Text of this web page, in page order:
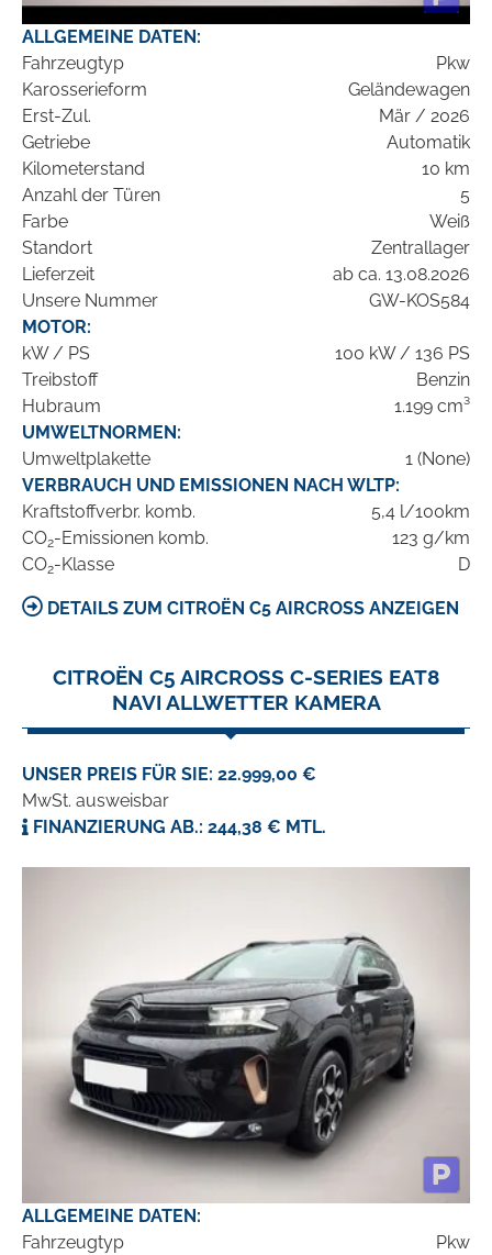
ALLGEMEINE DATEN:
Fahrzeugtyp
Pkw
Karosserieform
Geländewagen
Erst-Zul.
Mär / 2026
Getriebe
Automatik
Kilometerstand
10 km
Anzahl der Türen
5
Farbe
Weiß
Standort
Zentrallager
Lieferzeit
ab ca. 13.08.2026
Unsere Nummer
GW-KOS584
MOTOR:
kW / PS
100 kW / 136 PS
Treibstoff
Benzin
Hubraum
1.199 cm³
UMWELTNORMEN:
Umweltplakette
1 (None)
VERBRAUCH UND EMISSIONEN NACH WLTP:
Kraftstoffverbr. komb.
5,4 l/100km
CO2-Emissionen komb.
123 g/km
CO2-Klasse D
DETAILS ZUM CITROËN C5 AIRCROSS ANZEIGEN
CITROËN C5 AIRCROSS C-SERIES EAT8
NAVI ALLWETTER KAMERA
UNSER PREIS FÜR SIE: 22.999,00 €
MwSt. ausweisbar
FINANZIERUNG AB.: 244,38 € MTL.
ALLGEMEINE DATEN:
Fahrzeugtyp
Pkw